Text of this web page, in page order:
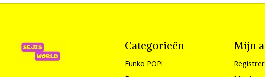
Categorieën
Funko POP!
Mijn